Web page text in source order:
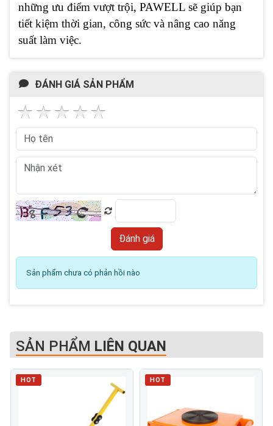
những ưu điểm vượt trội, PAWELL sẽ giúp bạn
tiết kiệm thời gian, công sức và nâng cao năng
suất làm việc.
ĐÁNH GIÁ SẢN PHẨM
Sản phẩm chưa có phản hồi nào
SẢN PHẨM LIÊN QUAN
HOT HOT